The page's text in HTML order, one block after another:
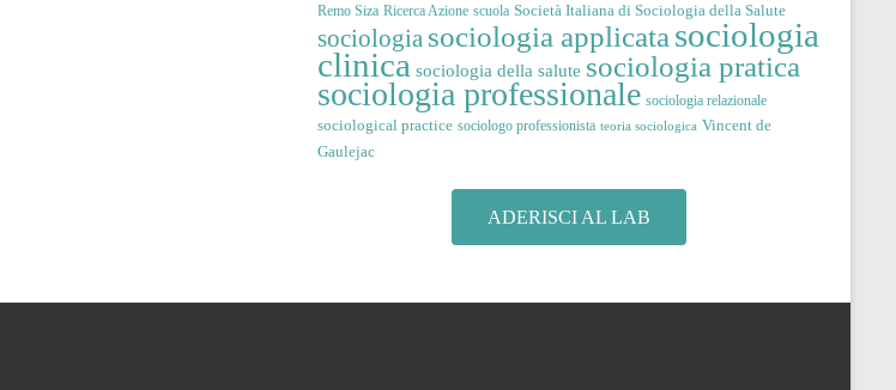
Remo Siza Ricerca Azione scuola Società Italiana di Sociologia della Salute
sociologia sociologia applicata sociologia
clinica sociologia della salute sociologia pratica
sociologia professionale sociologia relazionale
sociological practice sociologo professionista teoria sociologica Vincent de
Gaulejac
ADERISCI AL LAB